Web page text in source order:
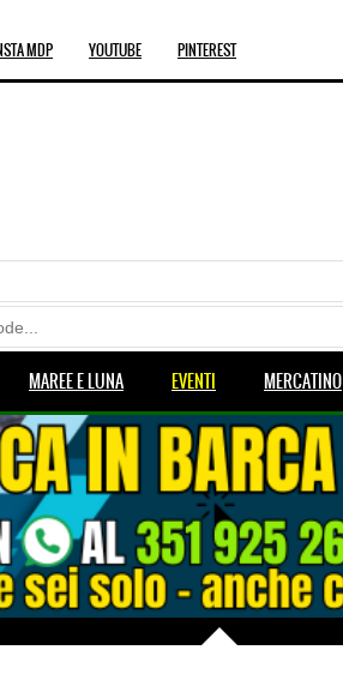
MDP YOUTUBE PINTEREST
MAREE E LUNA EVENTI MERCATINO